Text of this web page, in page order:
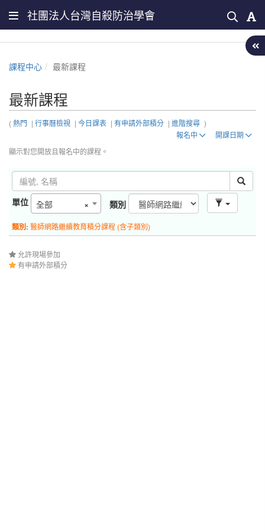
社團法人台灣自殺防治學會
課程中心 最新課程
最新課程
(熱門 | 行事曆檢視 | 今日課表 | 有申請外部積分 | 進階搜尋 )
報名中
開課日期
顯示對您開放且報名中的課程。
單位 ×
全部 類別
類別: 醫師網路繼續教育積分課程 (含子類別)
允許現場參加
有申請外部積分